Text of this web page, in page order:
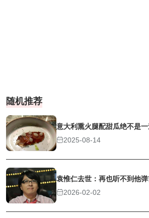
随机推荐
意大利熏火腿配甜瓜绝不是
2025-08-14
袁惟仁去世：再也听不到他
2026-02-02